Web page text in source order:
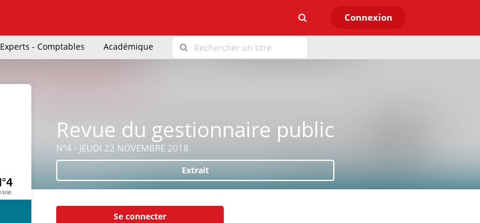
Connexion
Experts - Comptables Académique
Revue du gestionnaire public
N°4 - JEUDI 22 NOVEMBRE 2018
Extrait
Se connecter